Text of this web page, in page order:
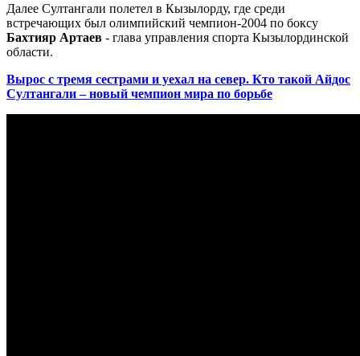
Далее Султангали полетел в Кызылорду, где среди
встречающих был олимпийский чемпион-2004 по боксу
Бахтияр Артаев - глава управления спорта Кызылординской
области.
Вырос с тремя сестрами и уехал на север. Кто такой Айдос
Султангали – новый чемпион мира по борьбе